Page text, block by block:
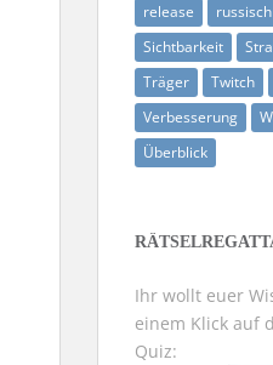
release
russisch
Sichtbarkeit
Träger
Twitch
Verbesserung
Überblick
Ihr wollt euer
einem Klick auf
Quiz: